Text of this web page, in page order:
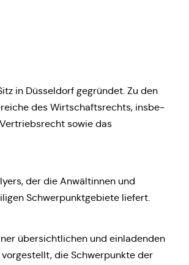
in Düs­sel­dorf gegrün­det. Zu den
des Wirt­schafts­rechts, ins­be­
sowie das
der die Anwäl­tin­nen und
Schwer­punkt­ge­bie­te liefert.
über­sicht­li­chen und ein­la­den­den
die Schwer­punk­te der